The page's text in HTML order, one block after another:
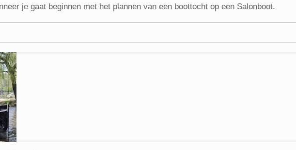
je gaat beginnen met het plannen van een boottocht op een Salonboot.